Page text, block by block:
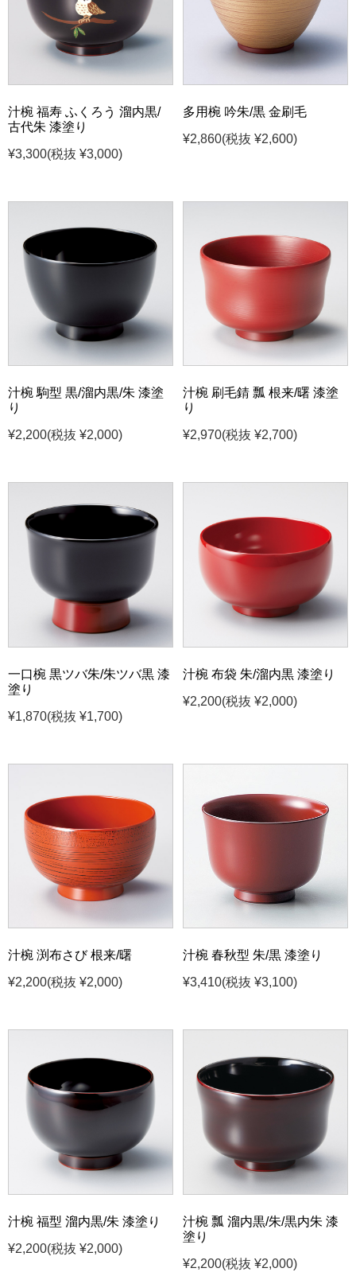
汁椀 福寿 ふくろう 溜内黒/
古代朱 漆塗り
¥3,300(税抜 ¥3,000)
多用椀 吟朱/黒 金刷毛
¥2,860(税抜 ¥2,600)
汁椀 駒型 黒/溜内黒/朱 漆塗
り
¥2,200(税抜 ¥2,000)
汁椀 刷毛錆 瓢 根来/曙 漆塗
り
¥2,970(税抜 ¥2,700)
一口椀 黒ツバ朱/朱ツバ黒 漆
塗り
¥1,870(税抜 ¥1,700)
汁椀 布袋 朱/溜内黒 漆塗り
¥2,200(税抜 ¥2,000)
汁椀 渕布さび 根来/曙
¥2,200(税抜 ¥2,000)
汁椀 春秋型 朱/黒 漆塗り
¥3,410(税抜 ¥3,100)
汁椀 福型 溜内黒/朱 漆塗り
¥2,200(税抜 ¥2,000)
汁椀 瓢 溜内黒/朱/黒内朱 漆
塗り
¥2,200(税抜 ¥2,000)